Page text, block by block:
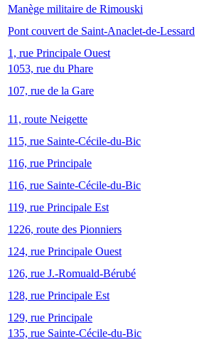
Manège militaire de Rimouski
Pont couvert de Saint-Anaclet-de-Lessard
1, rue Principale Ouest
1053, rue du Phare
107, rue de la Gare
11, route Neigette
115, rue Sainte-Cécile-du-Bic
116, rue Principale
116, rue Sainte-Cécile-du-Bic
119, rue Principale Est
1226, route des Pionniers
124, rue Principale Ouest
126, rue J.-Romuald-Bérubé
128, rue Principale Est
129, rue Principale
135, rue Sainte-Cécile-du-Bic